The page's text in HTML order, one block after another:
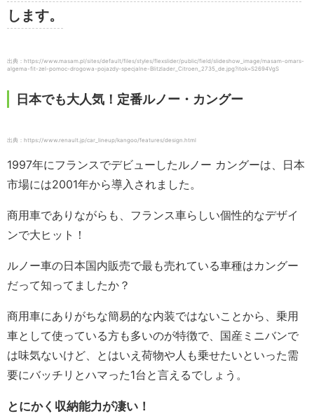
します。
出典：https://www.masam.pl/sites/default/files/styles/flexslider/public/field/slideshow_image/masam-omars-
algema-fit-zel-pomoc-drogowa-pojazdy-specjalne-Blitzlader_Citroen_2735_de.jpg?itok=S2694VgS
日本でも大人気！定番ルノー・カングー
出典：https://www.renault.jp/car_lineup/kangoo/features/design.html
1997年にフランスでデビューしたルノー カングーは、日本
市場には2001年から導入されました。
商用車でありながらも、フランス車らしい個性的なデザイ
ンで大ヒット！
ルノー車の日本国内販売で最も売れている車種はカングー
だって知ってましたか？
商用車にありがちな簡易的な内装ではないことから、乗用
車として使っている方も多いのが特徴で、国産ミニバンで
は味気ないけど、とはいえ荷物や人も乗せたいといった需
要にバッチリとハマった1台と言えるでしょう。
とにかく収納能力が凄い！